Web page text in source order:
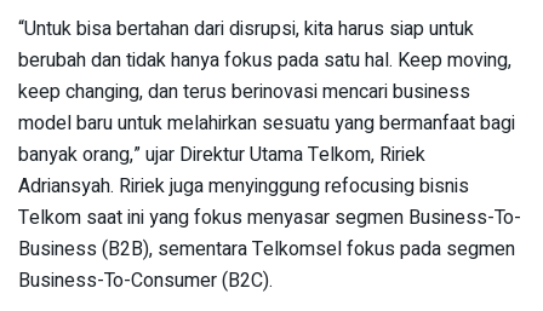
“Untuk bisa bertahan dari disrupsi, kita harus siap untuk
berubah dan tidak hanya fokus pada satu hal. Keep moving,
keep changing, dan terus berinovasi mencari business
model baru untuk melahirkan sesuatu yang bermanfaat bagi
banyak orang,” ujar Direktur Utama Telkom, Ririek
Adriansyah. Ririek juga menyinggung refocusing bisnis
Telkom saat ini yang fokus menyasar segmen Business-To-
Business (B2B), sementara Telkomsel fokus pada segmen
Business-To-Consumer (B2C).